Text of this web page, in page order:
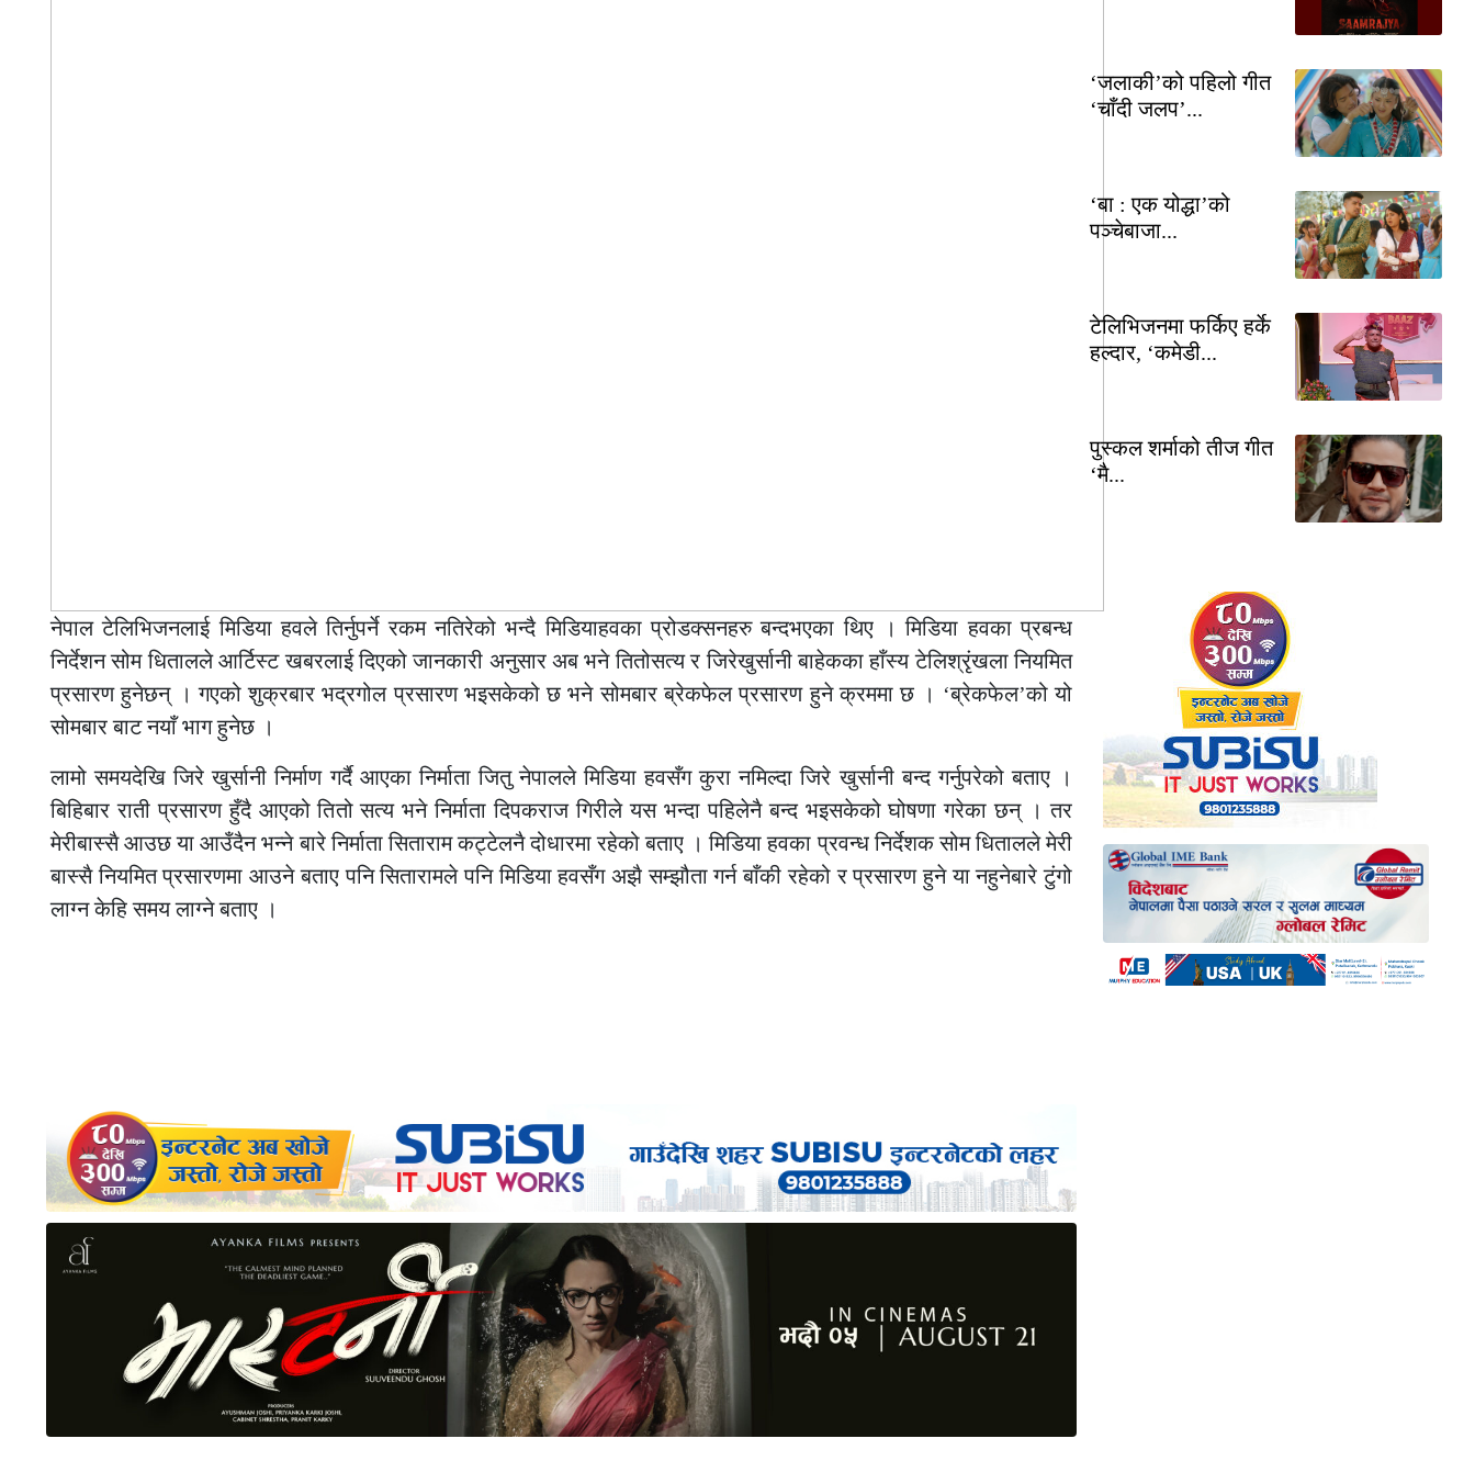
नेपाल टेलिभिजनलाई मिडिया हवले तिर्नुपर्ने रकम नतिरेको भन्दै मिडियाहवका प्रोडक्सनहरु बन्दभएका थिए । मिडिया हवका प्रबन्ध
निर्देशन सोम धितालले आर्टिस्ट खबरलाई दिएको जानकारी अनुसार अब भने तितोसत्य र जिरेखुर्सानी बाहेकका हाँस्य टेलिश्रृंखला नियमित
प्रसारण हुनेछन् । गएको शुक्रबार भद्रगोल प्रसारण भइसकेको छ भने सोमबार ब्रेकफेल प्रसारण हुने क्रममा छ । ‘ब्रेकफेल’को यो
सोमबार बाट नयाँ भाग हुनेछ ।
लामो समयदेखि जिरे खुर्सानी निर्माण गर्दै आएका निर्माता जितु नेपालले मिडिया हवसँग कुरा नमिल्दा जिरे खुर्सानी बन्द गर्नुपरेको बताए ।
बिहिबार राती प्रसारण हुँदै आएको तितो सत्य भने निर्माता दिपकराज गिरीले यस भन्दा पहिलेनै बन्द भइसकेको घोषणा गरेका छन् । तर
मेरीबास्सै आउछ या आउँदैन भन्ने बारे निर्माता सिताराम कट्टेलनै दोधारमा रहेको बताए । मिडिया हवका प्रवन्ध निर्देशक सोम धितालले मेरी
बास्सै नियमित प्रसारणमा आउने बताए पनि सितारामले पनि मिडिया हवसँग अझै सम्झौता गर्न बाँकी रहेको र प्रसारण हुने या नहुनेबारे टुंगो
लाग्न केहि समय लाग्ने बताए ।
‘जलाकी’को पहिलो गीत
‘चाँदी जलप’...
‘बा : एक योद्धा’को
पञ्चेबाजा...
टेलिभिजनमा फर्किए हर्के
हल्दार, ‘कमेडी...
पुस्कल शर्माको तीज गीत
‘मै...